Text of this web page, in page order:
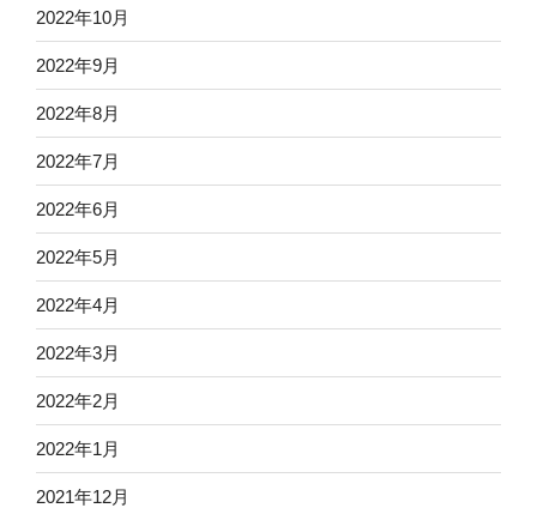
2022年10月
2022年9月
2022年8月
2022年7月
2022年6月
2022年5月
2022年4月
2022年3月
2022年2月
2022年1月
2021年12月